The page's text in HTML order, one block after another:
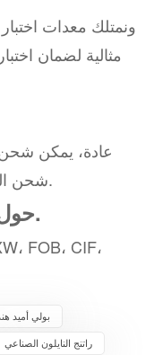
مثالية لضمان
شحن الطلبات بالجملة في غضون 7-10 أيام.
5. حول المعاملة وطريقة الدفع.
بولي أميد
راتنج النايلون الصناعي